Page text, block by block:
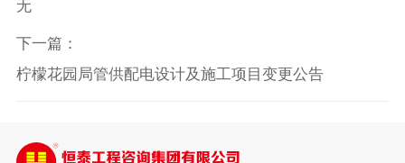
无
下一篇：
柠檬花园局管供配电设计及施工项目变更公告